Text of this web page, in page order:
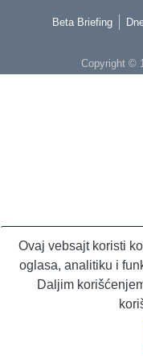
Beta Briefing
Copyright ©
Ovaj vebsajt koristi
oglasa, analitiku i
Daljim